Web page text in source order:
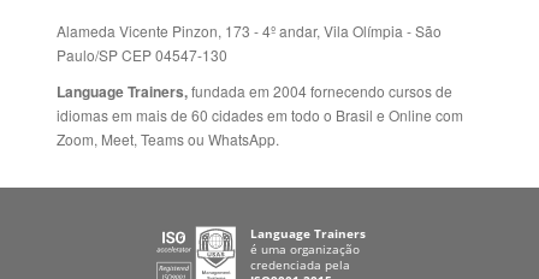
Fale Conosco
+55 15 3500 8175
Alameda Vicente Pinzon, 173 - 4º andar, Vila Olímpia - São
idiomas em mais de 60 cidades em todo o Brasil e Online com
Zoom, Meet, Teams ou WhatsApp.